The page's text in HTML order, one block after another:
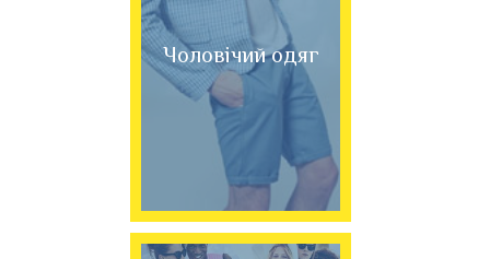
Чоловічий одяг